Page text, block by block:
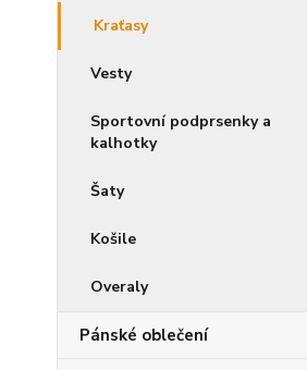
Kraťasy
Vesty
Sportovní podprsenky a
kalhotky
Šaty
Košile
Overaly
Pánské oblečení